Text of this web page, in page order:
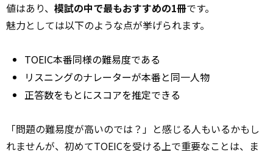
値はあり、 模試の中で最もおすすめの1冊です。
魅力としては以下のような点が挙げられます。
TOEIC本番同様の難易度である
リスニングのナレーターが本番と同一人物
正答数をもとにスコアを推定できる
「問題の難易度が高いのでは？」と感じる人もいるかもし
れませんが、初めてTOEICを受ける上で重要なことは、ま